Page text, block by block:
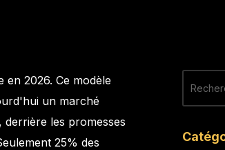
en 2026. Ce modèle
un marché
derrière les promesses
25% des